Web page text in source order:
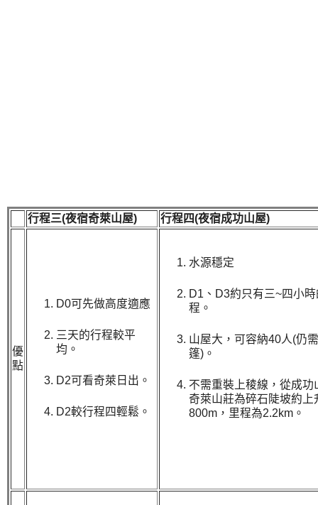
行程三(夜宿奇萊山屋) 行程四(夜宿成功山屋)
優
點
D0可先做高度適應
三天的行程較平
均。
D2可看奇萊日出。
D2較行程四輕鬆。
水源穩定
D1、D3約只有三~四小
程。
山屋大，可容納40人(仍
篷)。
不需重裝上稜線，從成功
奇萊山莊為碎石陡坡約上
800m，里程為2.2km。